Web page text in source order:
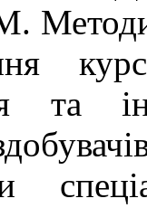
та